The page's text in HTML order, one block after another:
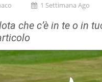
1 Settimana Ago
che c’è in te o in